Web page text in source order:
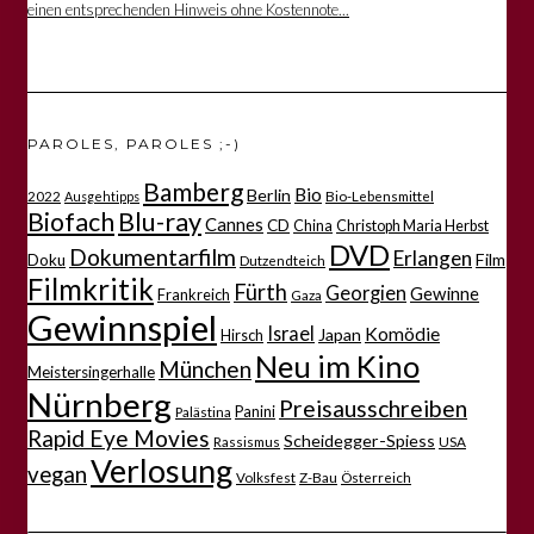
einen entsprechenden Hinweis ohne Kostennote...
PAROLES, PAROLES ;-)
2022 Ausgehtipps BambergBerlin Bio Bio-Lebensmittel
Biofach Blu-rayCannes CD China Christoph Maria Herbst
Doku Dokumentarfilm Dutzendteich DVD Erlangen Film
Filmkritik Frankreich Fürth Gaza Georgien Gewinne
Gewinnspiel Hirsch Israel Japan Komödie
Meistersingerhalle München Neu im Kino
Nürnberg Palästina Panini Preisausschreiben
Rapid Eye Movies Rassismus Scheidegger-Spiess USA
veganVerlosung Volksfest Z-Bau Österreich